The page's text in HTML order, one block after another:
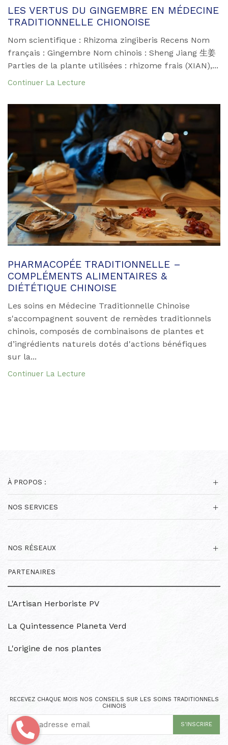
LES VERTUS DU GINGEMBRE EN MÉDECINE
TRADITIONNELLE CHIONOISE
Nom scientifique : Rhizoma zingiberis Recens Nom
français : Gingembre Nom chinois : Sheng Jiang 生姜
Parties de la plante utilisées : rhizome frais (XIAN),...
Continuer La Lecture
PHARMACOPÉE TRADITIONNELLE –
COMPLÉMENTS ALIMENTAIRES &
DIÉTÉTIQUE CHINOISE
Les soins en Médecine Traditionnelle Chinoise
s'accompagnent souvent de remèdes traditionnels
chinois, composés de combinaisons de plantes et
d’ingrédients naturels dotés d'actions bénéfiques
sur la...
Continuer La Lecture
À PROPOS :
NOS SERVICES
NOS RÉSEAUX
PARTENAIRES
L'Artisan Herboriste PV
La Quintessence Planeta Verd
L'origine de nos plantes
RECEVEZ CHAQUE MOIS NOS CONSEILS SUR LES SOINS TRADITIONNELS
CHINOIS